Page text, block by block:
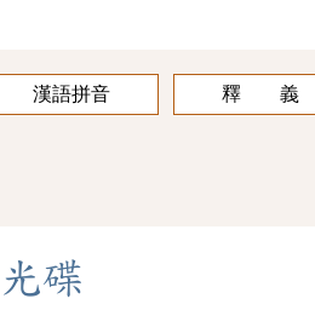
漢語拼音 釋 義
光碟